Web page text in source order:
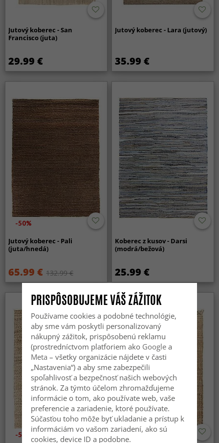
Jutový koberec - San
Francisco (juta)
29.99 €
Jutový koberec - Lara (jutový)
35.99 €
-50%
Jutový koberec - Pali
(juta/hnedá)
65.99 € 132.99 €
Koberec z kusov - Darsi
(modrá/bežová)
25.99 €
-50%
PRISPÔSOBUJEME VÁŠ ZÁŽITOK
Používame cookies a podobné technológie,
aby sme vám poskytli personalizovaný
nákupný zážitok, prispôsobenú reklamu
(prostredníctvom platforiem ako Googlea
Meta – všetky organizácie nájdete v časti
„Nastavenia“) a aby sme zabezpečili
spoľahlivosť a bezpečnosť našich webových
stránok. Za týmto účelom zhromažďujeme
informácie o tom, ako používate web, vaše
preferencie a zariadenie, ktoré používate.
Súčasťou toho môže byť ukladanie a prístup k
informáciám vo vašom zariadení, ako sú
cookies, device ID a podobne.